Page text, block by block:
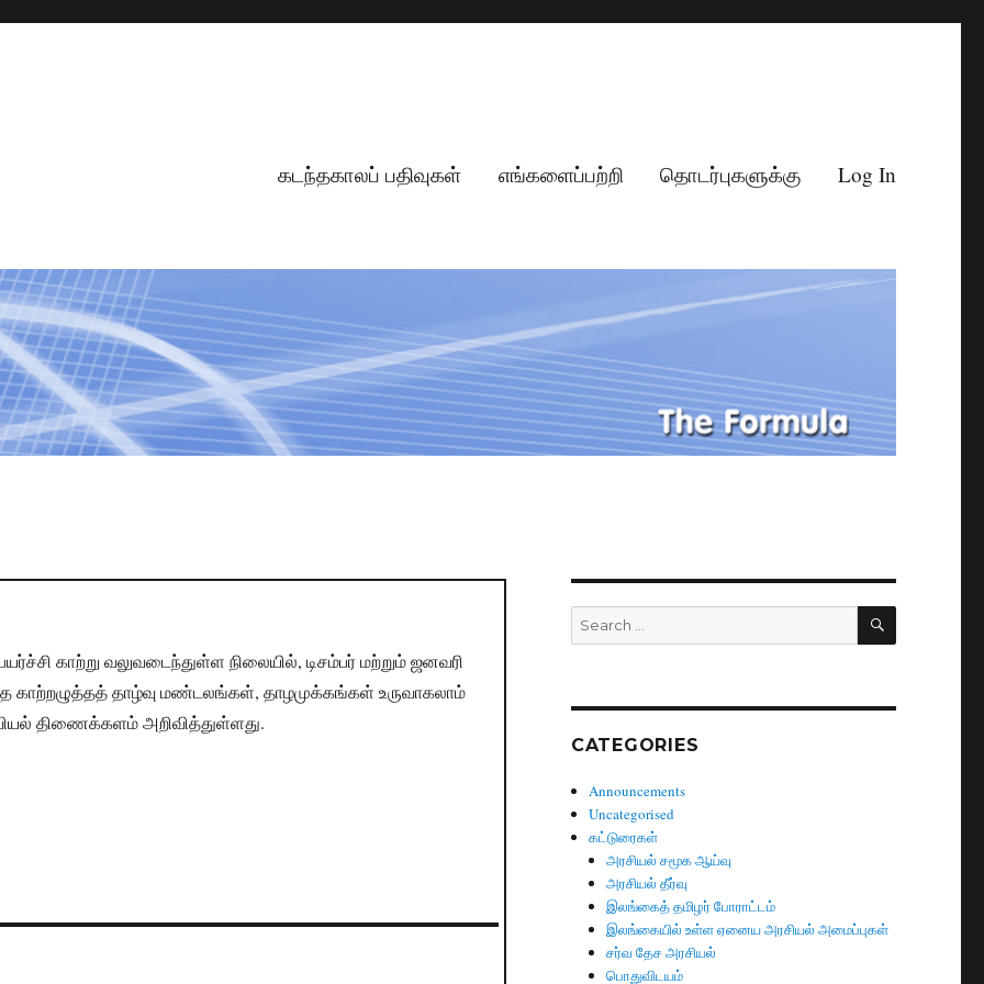
கடந்தகாலப் பதிவுகள் எங்களைப்பற்றி தொடர்புகளுக்கு Log In
காற்று வலுவடைந்துள்ள நிலையில், டிசம்பர் மற்றும் ஜனவரி
காற்றழுத்தத் தாழ்வு மண்டலங்கள், தாழமுக்கங்கள் உருவாகலாம்
திணைக்களம் அறிவித்துள்ளது.
Search
for:
SEARCH
CATEGORIES
Announcements
Uncategorised
கட்டுரைகள்
அரசியல் சமூக ஆய்வு
அரசியல் தீர்வு
இலங்கைத் தமிழர் போராட்டம்
இலங்கையில் உள்ள ஏனைய அரசியல் அமைப்புகள்
சர்வ தேச அரசியல்
பொதுவிடயம்